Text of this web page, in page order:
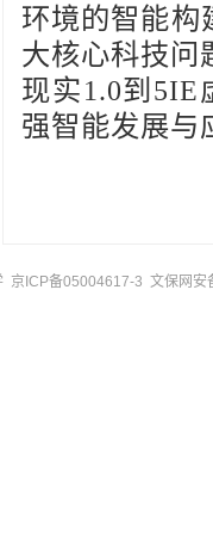
环境的智能构
大核心科技问
现实1.0到5IE
强智能发展与
京ICP备05004617-3 文保网